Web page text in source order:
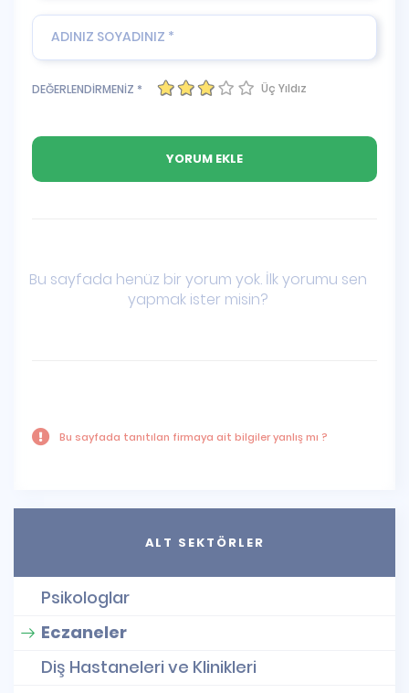
DEĞERLENDİRMENİZ * Üç Yıldız
Bu sayfada henüz bir yorum yok. İlk yorumu sen
yapmak ister misin?
Bu sayfada tanıtılan firmaya ait bilgiler yanlış mı ?
ALT SEKTÖRLER
Psikologlar
Eczaneler
Diş Hastaneleri ve Klinikleri